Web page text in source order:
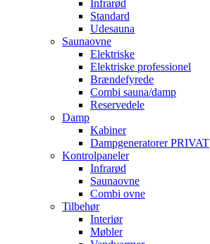
Infrarød
Standard
Udesauna
Saunaovne
Elektriske
Elektriske professionel
Brændefyrede
Combi sauna/damp
Reservedele
Damp
Kabiner
Dampgeneratorer PRIVAT
Kontrolpaneler
Infrarød
Saunaovne
Combi ovne
Tilbehør
Interiør
Møbler